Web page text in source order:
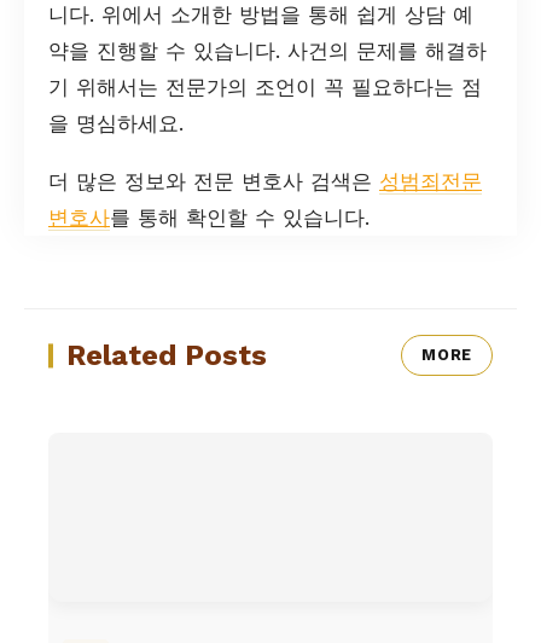
니다. 위에서 소개한 방법을 통해 쉽게 상담 예
약을 진행할 수 있습니다. 사건의 문제를 해결하
기 위해서는 전문가의 조언이 꼭 필요하다는 점
을 명심하세요.
더 많은 정보와 전문 변호사 검색은 성범죄전문
변호사를 통해 확인할 수 있습니다.
Related Posts MORE